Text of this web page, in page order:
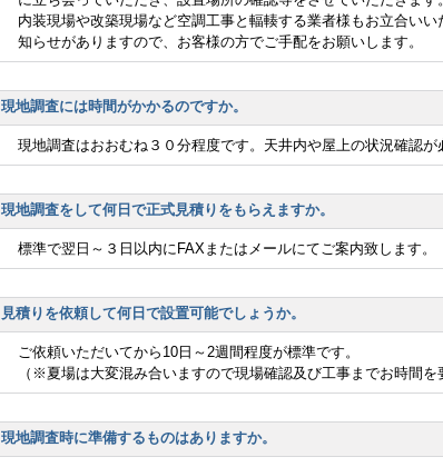
内装現場や改築現場など空調工事と輻輳する業者様もお立合い
知らせがありますので、お客様の方でご手配をお願いします。
現地調査には時間がかかるのですか。
現地調査はおおむね３０分程度です。天井内や屋上の状況確認
現地調査をして何日で正式見積りをもらえますか。
標準で翌日～３日以内にFAXまたはメールにてご案内致します。
見積りを依頼して何日で設置可能でしょうか。
ご依頼いただいてから10日～2週間程度が標準です。
（※夏場は大変混み合いますので現場確認及び工事までお時間を
現地調査時に準備するものはありますか。